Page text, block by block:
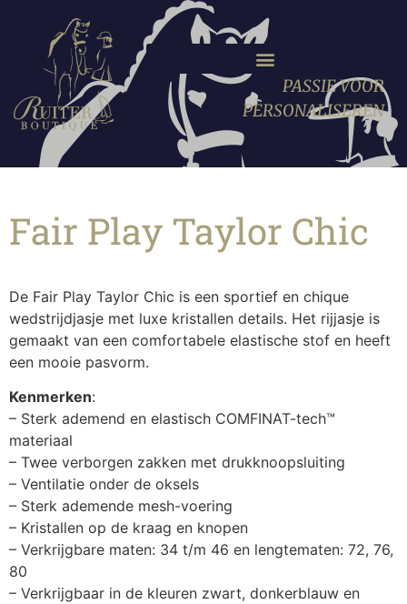
PASSIE VOOR
PERSONALISEREN
Fair Play Taylor Chic
De Fair Play Taylor Chic is een sportief en chique
wedstrijdjasje met luxe kristallen details. Het rijjasje is
gemaakt van een comfortabele elastische stof en heeft
een mooie pasvorm.
Kenmerken:
– Sterk ademend en elastisch COMFINAT-tech™
materiaal
– Twee verborgen zakken met drukknoopsluiting
– Ventilatie onder de oksels
– Sterk ademende mesh-voering
– Kristallen op de kraag en knopen
– Verkrijgbare maten: 34 t/m 46 en lengtematen: 72, 76,
80
– Verkrijgbaar in de kleuren zwart, donkerblauw en